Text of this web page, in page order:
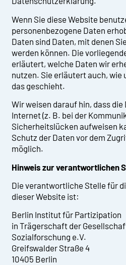
Wenn Sie diese Website
personenbezogene Daten
Daten sind Daten, mit denen
werden können. Die
erläutert, welche Daten wir
nutzen. Sie erläutert auch, wie
das geschieht.
Wir weisen darauf hin, dass
Internet (z. B. bei der
Sicherheitslücken aufweisen
Schutz der Daten vor dem
möglich.
Hinweis zur verantwortlichen
Die verantwortliche Stelle für
dieser Website ist:
Berlin Institut für Partizipation
in Trägerschaft der
Sozialforschung e.V.
Greifswalder Straße 4
10405 Berlin